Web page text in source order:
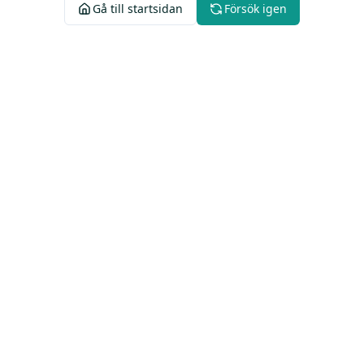
Gå till startsidan Försök igen